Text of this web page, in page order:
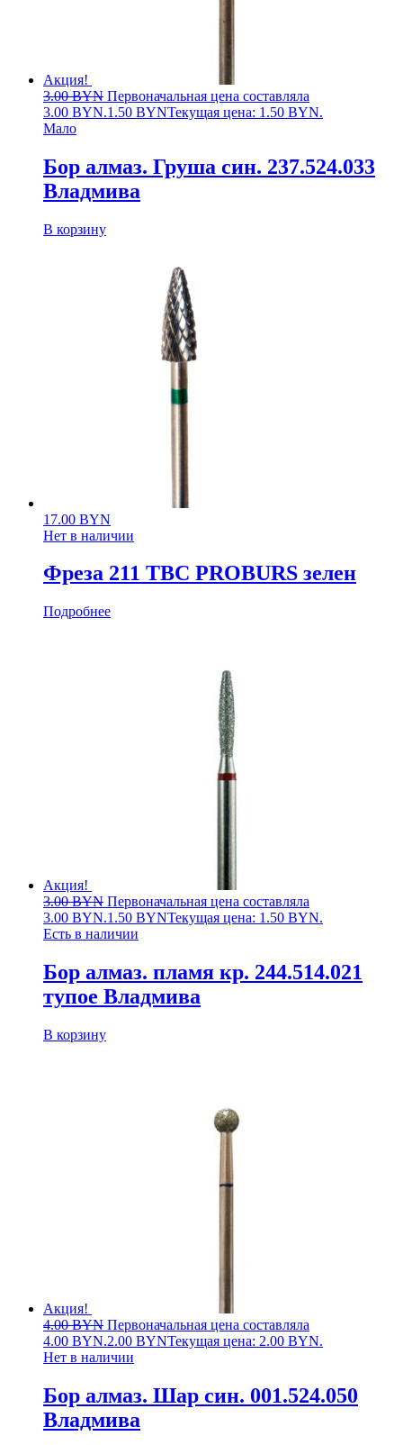
Акция!
3.00BYN Первоначальная цена составляла
3.00 BYN.1.50 BYNТекущая цена: 1.50 BYN.
Мало
Бор алмаз. Груша син. 237.524.033
Владмива
В корзину
17.00 BYN
Нет в наличии
Фреза 211 ТВС PROBURS зелен
Подробнее
Акция!
3.00BYN Первоначальная цена составляла
3.00 BYN.1.50 BYNТекущая цена: 1.50 BYN.
Есть в наличии
Бор алмаз. пламя кр. 244.514.021
тупое Владмива
В корзину
Акция!
4.00BYN Первоначальная цена составляла
4.00 BYN.2.00 BYNТекущая цена: 2.00 BYN.
Нет в наличии
Бор алмаз. Шар син. 001.524.050
Владмива